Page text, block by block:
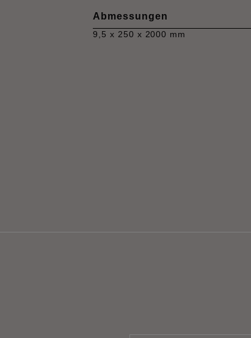
Abmessungen
9,5 x 250 x 2000 mm